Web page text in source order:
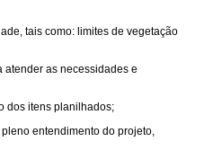
tais como: limites de vegetação
atender as necessidades e
dos itens planilhados;
entendimento do projeto,